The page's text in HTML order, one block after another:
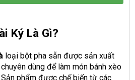
Ký Là Gì?
loại bột pha sẵn được sản xuất
dùng để làm món bánh xèo
phẩm được chế biến từ các